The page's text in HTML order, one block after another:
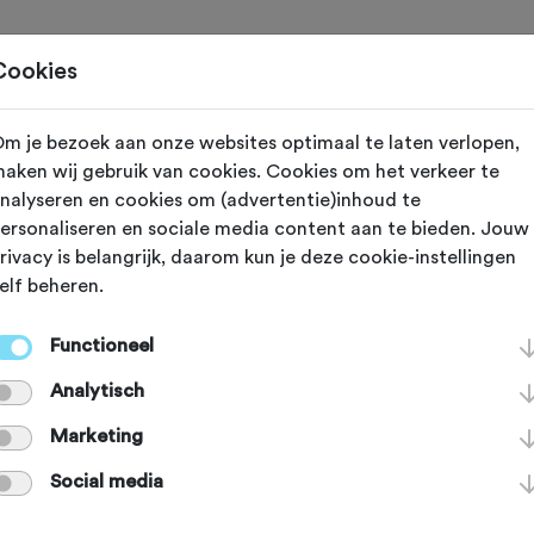
op 10 augustus 2020
de ondersteuning vol
laten doen. Waar wat heeft
je bezoek aan onze websites optimaal te laten verlopen,
wij gebruik van cookies. Cookies om het verkeer te
en cookies om (advertentie)inhoud te
en sociale media content aan te bieden. Jouw
is belangrijk, daarom kun je deze cookie-instellingen
beheren.
Functioneel
Analytisch
Marketing
Social media